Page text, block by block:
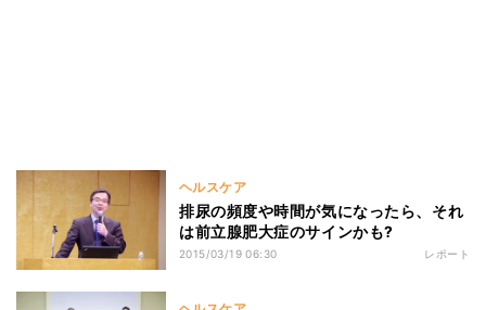
ヘルスケア
排尿の頻度や時間が気になったら、それ
は前立腺肥大症のサインかも?
2015/03/19 06:30 レポート